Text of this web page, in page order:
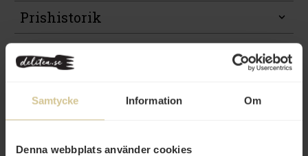
Samtycke Information Om
Denna webbplats använder cookies
Prishistorik
Från samma varumärke